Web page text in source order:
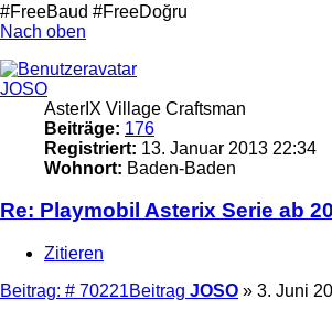
#FreeBaud #FreeDoğru
Nach oben
JOSO
AsterIX Village Craftsman
Beiträge: 176
Registriert: 13. Januar 2013 22:34
Wohnort: Baden-Baden
Re: Playmobil Asterix Serie ab
Zitieren
Beitrag: # 70221Beitrag JOSO » 3. Juni